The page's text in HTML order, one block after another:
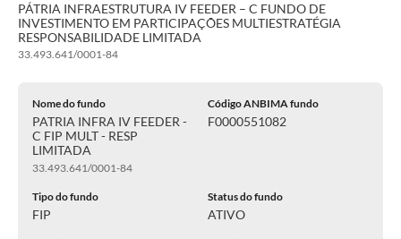
PÁTRIA INFRAESTRUTURA IV FEEDER – C FUNDO DE
INVESTIMENTO EM PARTICIPAÇÕES MULTIESTRATÉGIA
RESPONSABILIDADE LIMITADA
33.493.641/0001-84
Nome do fundo
PATRIA INFRA IV FEEDER -
C FIP MULT - RESP
LIMITADA
33.493.641/0001-84
Código ANBIMA fundo
F0000551082
Tipo do fundo
FIP
Status do fundo
ATIVO